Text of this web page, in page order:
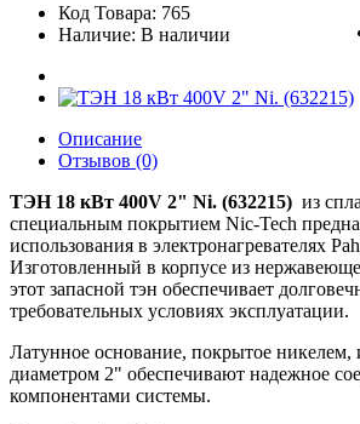
Код Товара: 765
Наличие: В наличии
Описание
Отзывов (0)
ТЭН 18 кВт 400V 2" Ni. (632215) из
специальным покрытием Nic-Tech
использования в электронагревателях
Изготовленный в корпусе из
этот запасной тэн обеспечивает
требовательных условиях эксплуатации.
Латунное основание, покрытое никелем,
диаметром 2" обеспечивают надежное
компонентами системы.